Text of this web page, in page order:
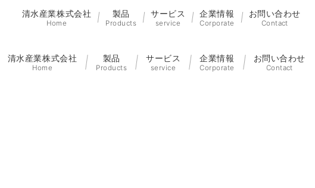
清水産業株式会社
Home
製品
Products
サービス
service
企業情報
Corporate
お問い合わせ
Contact
清水産業株式会社
Home
製品
Products
サービス
service
企業情報
Corporate
お問い合わせ
Contact